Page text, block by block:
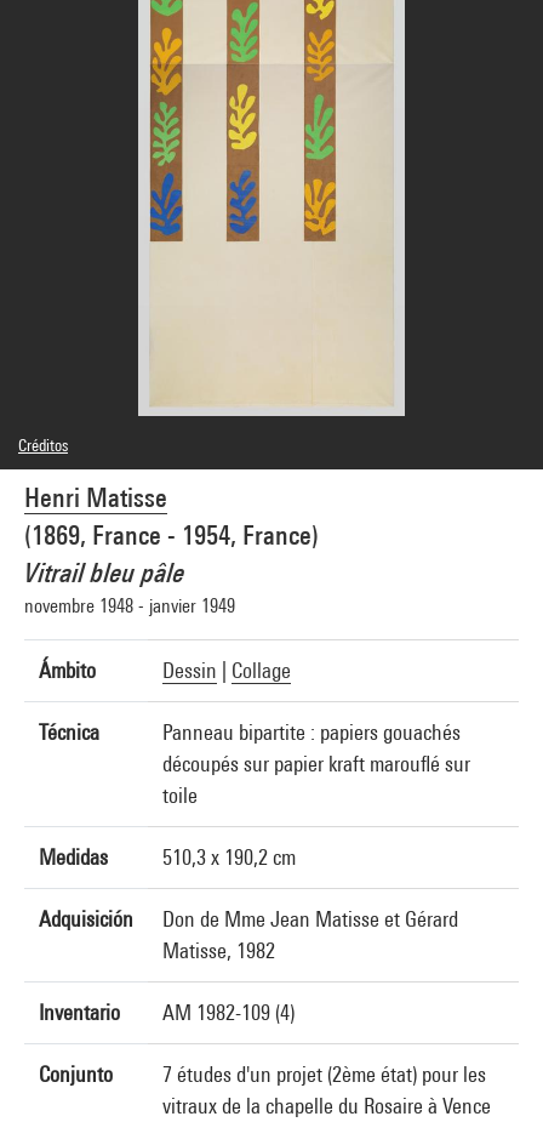
Henri Matisse
(1869, France - 1954, France)
Vitrail bleu pâle
novembre 1948 - janvier 1949
Ámbito Dessin Collage
Técnica
Panneau bipartite : papiers gouachés
découpés sur papier kraft marouflé sur
toile
Medidas 510,3 x 190,2 cm
Adquisición
Don de Mme Jean Matisse et Gérard
Matisse, 1982
Inventario AM 1982-109 (4)
Conjunto
7 études d'un projet (2ème état) pour les
vitraux de la chapelle du Rosaire à Vence
Créditos
Leyenda : Panneau bipartite 4
Montage numérique des deux pdv numériques natives de 2016
Créditos fotográficos : Centre Pompidou, MNAM-CCI/Georges Meguerditchian/Dist.
GrandPalaisRmn
Referencia de la imagen : 4N98418